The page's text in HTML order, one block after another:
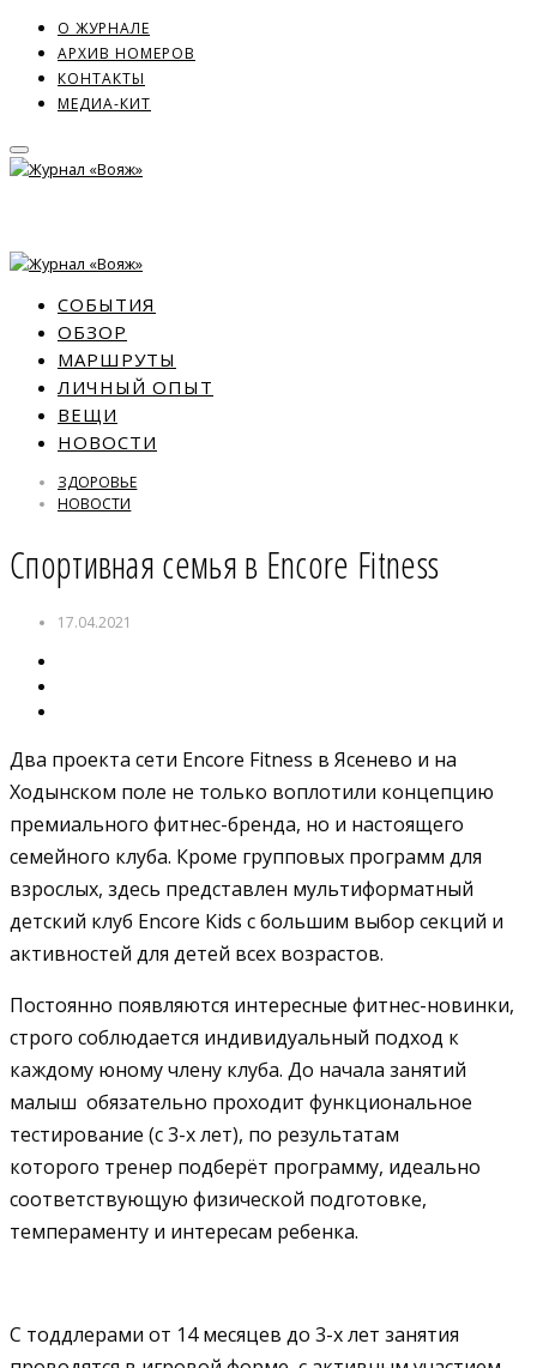
О ЖУРНАЛЕ
АРХИВ НОМЕРОВ
КОНТАКТЫ
МЕДИА-КИТ
СОБЫТИЯ
ОБЗОР
МАРШРУТЫ
ЛИЧНЫЙ ОПЫТ
ВЕЩИ
НОВОСТИ
ЗДОРОВЬЕ
НОВОСТИ
Спортивная семья в Encore Fitness
17.04.2021
Два проекта сети Encore Fitness в Ясенево и на
Ходынском поле не только воплотили концепцию
премиального фитнес-бренда, но и настоящего
семейного клуба. Кроме групповых программ для
взрослых, здесь представлен мультиформатный
детский клуб Encore Kids с большим выбор секций и
активностей для детей всех возрастов.
Постоянно появляются интересные фитнес-новинки,
строго соблюдается индивидуальный подход к
каждому юному члену клуба. До начала занятий
малыш обязательно проходит функциональное
тестирование (с 3-х лет), по результатам
которого тренер подберёт программу, идеально
соответствующую физической подготовке,
темпераменту и интересам ребенка.
С тоддлерами от 14 месяцев до 3-х лет занятия